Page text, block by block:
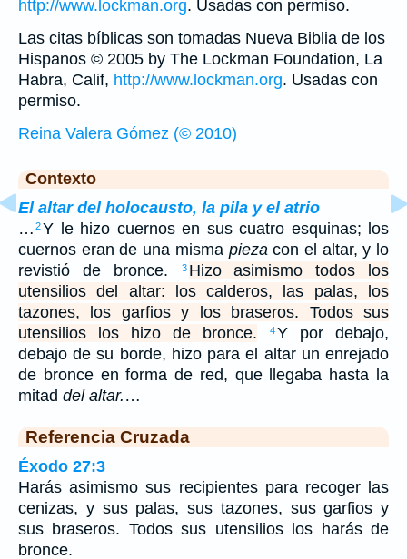
http://www.lockman.org. Usadas con permiso.
Las citas bíblicas son tomadas Nueva Biblia de los
Hispanos © 2005 by The Lockman Foundation, La
Habra, Calif, http://www.lockman.org. Usadas con
permiso.
Reina Valera Gómez (© 2010)
Contexto
El altar del holocausto, la pila y el atrio
… 2Y le hizo cuernos en sus cuatro esquinas; los
cuernos eran de una misma piezacon el altar, y lo
revistió de bronce.
3 Hizo asimismo todos los
utensilios del altar: los calderos, las palas, los
tazones, los garfios y los braseros. Todos sus
utensilios los hizo de bronce.
4Y por debajo,
debajo de su borde, hizo para el altar un enrejado
de bronce en forma de red, que llegaba hasta la
mitad del altar. …
Referencia Cruzada
Éxodo 27:3
Harás asimismo sus recipientes para recoger las
cenizas, y sus palas, sus tazones, sus garfios y
sus braseros. Todos sus utensilios los harás de
bronce.